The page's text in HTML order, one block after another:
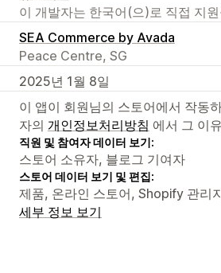
이 개발자는 한국어(으)로 직접 지
SEA Commerce by Avada
Peace Centre, SG
2025년 1월 8일
이 앱이 회원님의 스토어에서 작동
자의 개인정보처리방침 에서 그 이
직원 및 참여자 데이터 보기:
스토어 소유자, 블로그 기여자
스토어 데이터 보기 및 편집:
제품, 온라인 스토어, Shopify 관리
세부 정보 보기